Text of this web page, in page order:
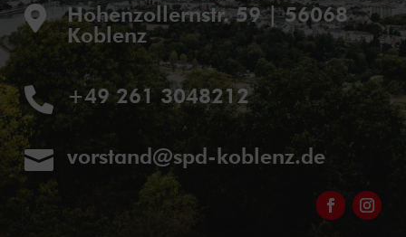

Hohenzollernstr. 59 | 56068
Koblenz
 +49 261 3048212
 vorstand@spd-koblenz.de